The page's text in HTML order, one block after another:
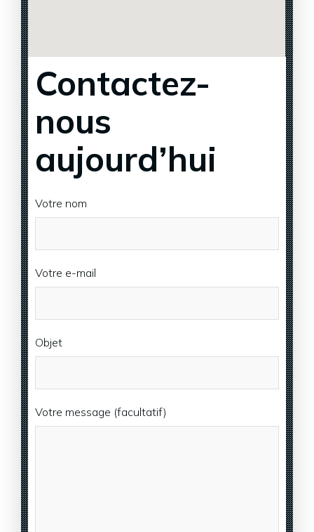
Contactez-
nous
aujourd’hui
Votre nom
Votre e-mail
Objet
Votre message (facultatif)